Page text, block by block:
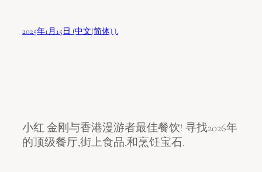
2025年1月15日 (中文(简体) ).
小红 金刚与香港漫游者最佳餐饮! 寻找2026年
的顶级餐厅,街上食品,和烹饪宝石.